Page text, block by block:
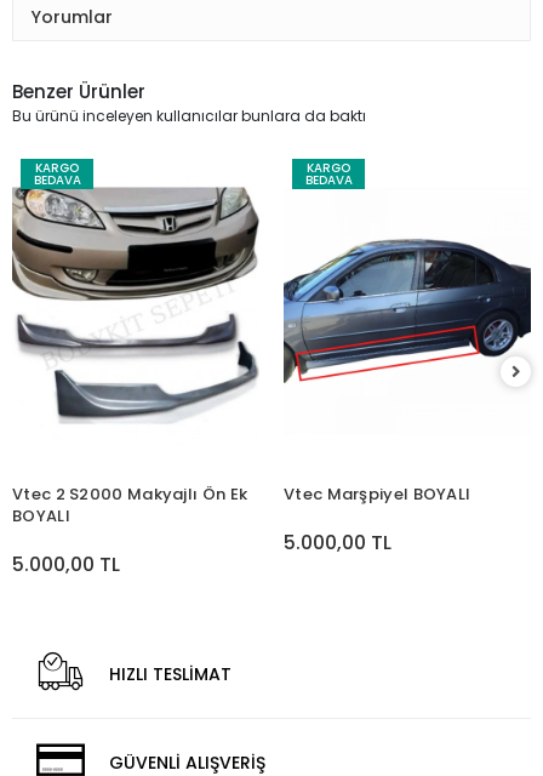
Yorumlar
Benzer Ürünler
Bu ürünü inceleyen kullanıcılar bunlara da baktı
KARGO
BEDAVA
Vtec 2 S2000 Makyajlı Ön Ek
BOYALI
5.000,00 TL
KARGO
BEDAVA
Vtec Marşpiyel BOYALI
5.000,00 TL
HIZLI TESLİMAT
GÜVENLİ ALIŞVERİŞ